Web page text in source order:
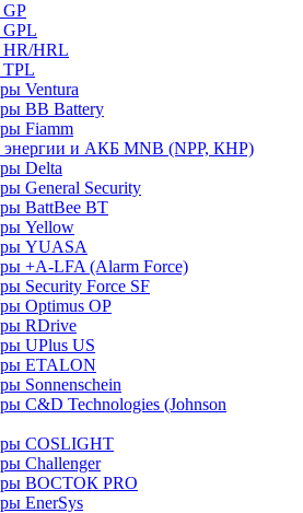
GP
HR/HRL
TPL
Ventura
BB Battery
Fiamm
энергии и АКБ MNB (NPP, КНР)
Delta
General Security
BattBee BT
Yellow
YUASA
+A-LFA (Alarm Force)
Security Force SF
Optimus OP
RDrive
UPlus US
ETALON
Sonnenschein
С&D Technologies (Johnson
COSLIGHT
Challenger
ВОСТОК PRO
EnerSys